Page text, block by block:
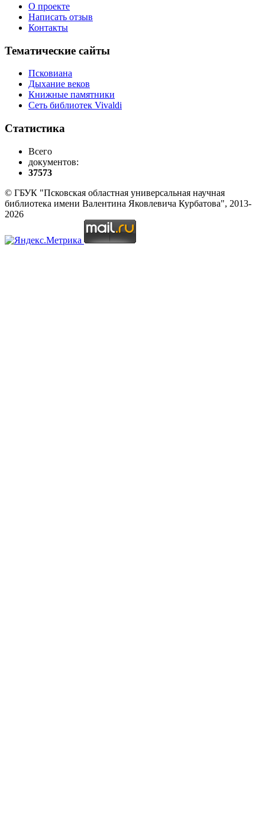
О проекте
Написать отзыв
Контакты
Тематические сайты
Псковиана
Дыхание веков
Книжные памятники
Сеть библиотек Vivaldi
Статистика
Всего
документов:
37573
© ГБУК "Псковская областная универсальная научная
библиотека имени Валентина Яковлевича Курбатова", 2013-
2026